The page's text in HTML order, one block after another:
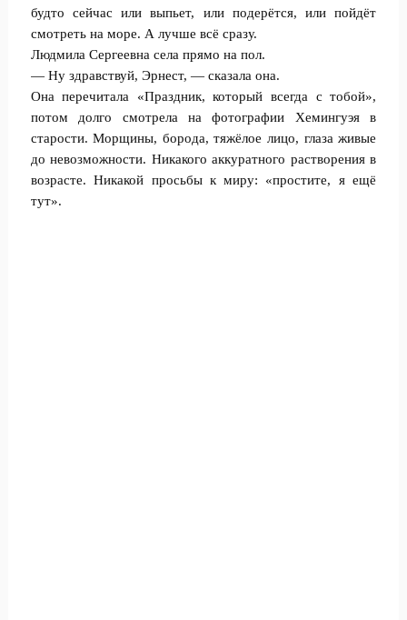
будто сейчас или выпьет, или подерётся, или пойдёт
смотреть на море. А лучше всё сразу.
Людмила Сергеевна села прямо на пол.
— Ну здравствуй, Эрнест, — сказала она.
Она перечитала «Праздник, который всегда с тобой»,
потом долго смотрела на фотографии Хемингуэя в
старости. Морщины, борода, тяжёлое лицо, глаза живые
до невозможности. Никакого аккуратного растворения в
возрасте. Никакой просьбы к миру: «простите, я ещё
тут».